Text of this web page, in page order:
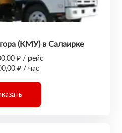
(КМУ) в Салаирке
₽ / рейс
₽ / час